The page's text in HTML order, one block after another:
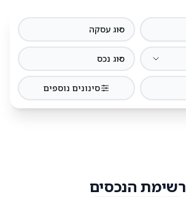
סוג עסקה
סוג נכס
סינונים נוספים
רשימת הנכסים